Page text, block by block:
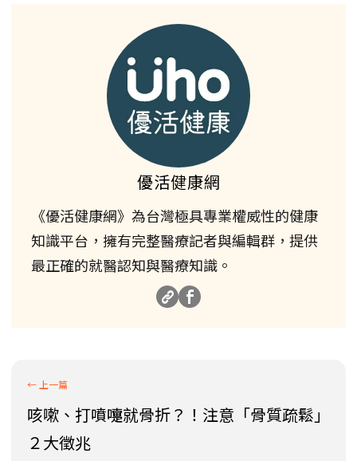
優活健康網
《優活健康網》為台灣極具專業權威性的健康
知識平台，擁有完整醫療記者與編輯群，提供
最正確的就醫認知與醫療知識。
咳嗽、打噴嚏就骨折？！注意「骨質疏鬆」
２大徵兆